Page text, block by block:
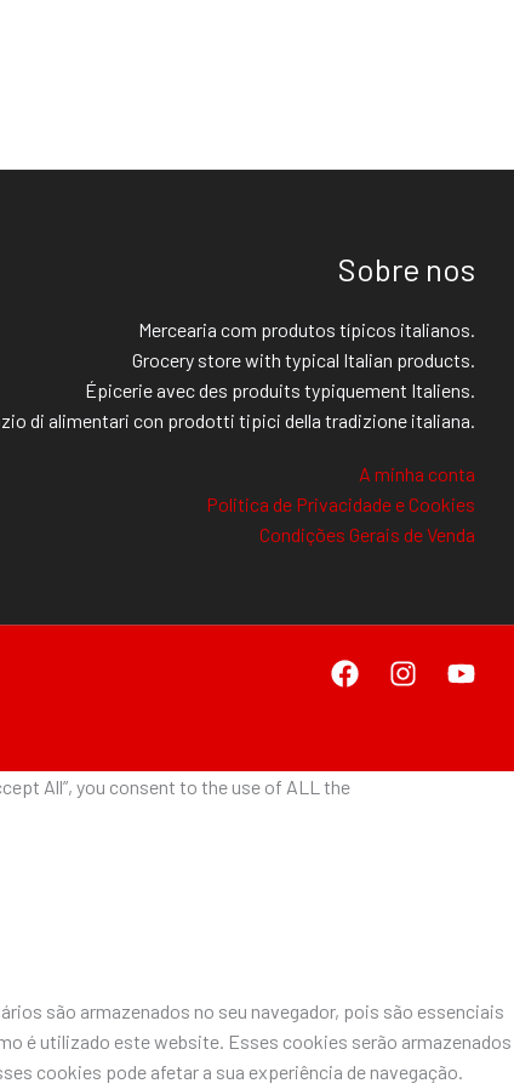
Sobre nos
Mercearia com produtos típicos italianos.
Grocery store with typical Italian products.
Épicerie avec des produits typiquement Italiens.
di alimentari con prodotti tipici della tradizione italiana.
A minha conta
Politica de Privacidade e Cookies
Condições Gerais de Venda
All”, you consent to the use of ALL the
são armazenados no seu navegador, pois são essenciais
é utilizado este website. Esses cookies serão armazenados
cookies pode afetar a sua experiência de navegação.